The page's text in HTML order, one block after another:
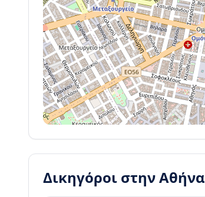
Δικηγόροι στηνΑθήνα